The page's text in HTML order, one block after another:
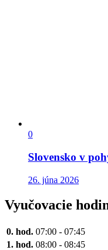
0
Slovensko v
26. júna 2026
Vyučovacie
0. hod. 07:00 - 07:45
1. hod. 08:00 - 08:45